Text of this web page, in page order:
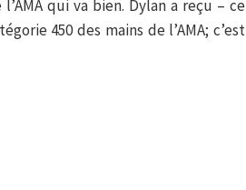
qui va bien. Dylan a reçu – ce
450 des mains de l’AMA; c’est